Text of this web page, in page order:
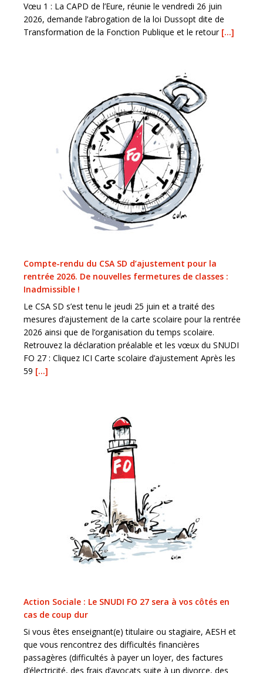
Vœu 1 : La CAPD de l’Eure, réunie le vendredi 26 juin
2026, demande l’abrogation de la loi Dussopt dite de
Transformation de la Fonction Publique et le retour […]
Compte-rendu du CSA SD d’ajustement pour la
rentrée 2026. De nouvelles fermetures de classes :
Inadmissible !
Le CSA SD s’est tenu le jeudi 25 juin et a traité des
mesures d’ajustement de la carte scolaire pour la rentrée
2026 ainsi que de l’organisation du temps scolaire.
Retrouvez la déclaration préalable et les vœux du SNUDI
FO 27 : Cliquez ICI Carte scolaire d’ajustement Après les
59 […]
Action Sociale : Le SNUDI FO 27 sera à vos côtés en
cas de coup dur
Si vous êtes enseignant(e) titulaire ou stagiaire, AESH et
que vous rencontrez des difficultés financières
passagères (difficultés à payer un loyer, des factures
d’électricité, des frais d’avocats suite à un divorce, des